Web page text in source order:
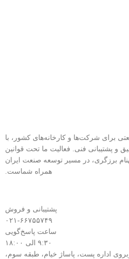
برای شرکت‌ها و کارخانه‌های کشور، با
و پشتیبانی فنی. فعالیت ما تحت قوانین
برزگری، در مسیر توسعه صنعت ایران
همراه شماست.
پشتیبانی و فروش
۰۲۱-۶۶۷۵۵۷۴۹
ساعت پاسخ‌گویی
۹:۳۰ الی ۱۸:۰۰
اداره پست، پاساژ خیام، طبقه سوم،